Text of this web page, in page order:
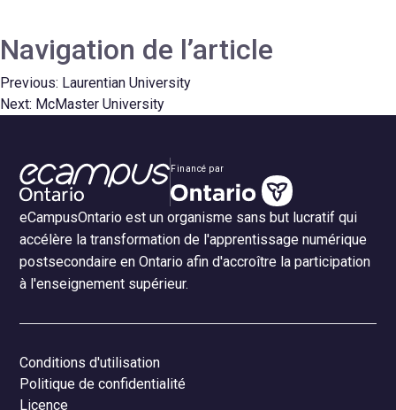
Navigation de l’article
Previous: Laurentian University
Next: McMaster University
Financé par
eCampusOntario est un organisme sans but lucratif qui
accélère la transformation de l'apprentissage numérique
postsecondaire en Ontario afin d'accroître la participation
à l'enseignement supérieur.
Conditions d'utilisation
Politique de confidentialité
Licence